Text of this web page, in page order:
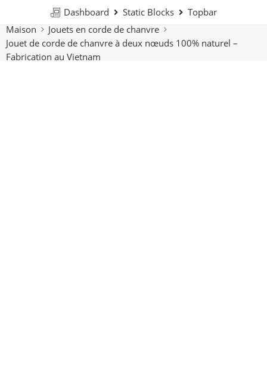
Dashboard Static Blocks
Topbar
Maison
Jouets en corde de chanvre
Jouet de corde de chanvre à deux nœuds 100% naturel –
Fabrication au Vietnam